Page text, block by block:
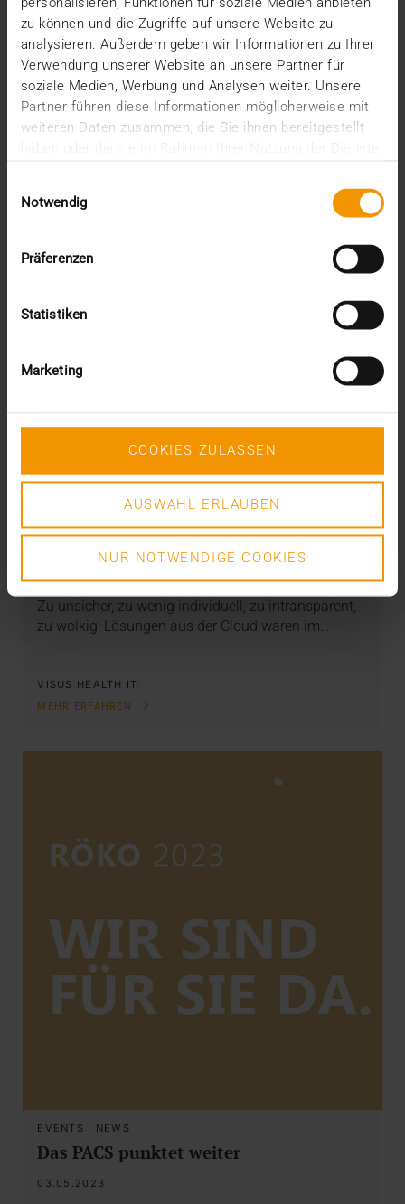
zu können und die Zugriffe auf unsere Website zu
analysieren. Außerdem geben wir Informationen zu Ihrer
Verwendung unserer Website an unsere Partner für
soziale Medien, Werbung und Analysen weiter. Unsere
Partner führen diese Informationen möglicherweise mit
weiteren Daten zusammen, die Sie ihnen bereitgestellt
Notwendig
Präferenzen
Statistiken
Marketing
COOKIES ZULASSEN
AUSWAHL ERLAUBEN
NUR NOTWENDIGE COOKIES
Da…
VISUS HEALTH IT
MEHR ERFAHREN
VISUS Cloud - Next Level
Zu unsicher, zu wenig individuell, zu intransparent,
zu wolkig: Lösungen aus der Cloud waren im…
VISUS HEALTH IT
MEHR ERFAHREN
EVENTS · NEWS
Das PACS punktet weiter
03.05.2023